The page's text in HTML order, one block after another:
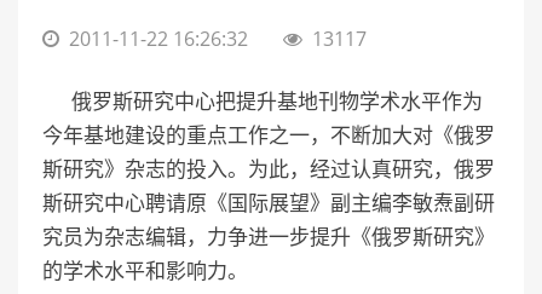
2011-11-22 16:26:32 13117
俄罗斯研究中心把提升基地刊物学术水平作为
今年基地建设的重点工作之一，不断加大对《俄罗
斯研究》杂志的投入。为此，经过认真研究，俄罗
斯研究中心聘请原《国际展望》副主编李敏焘副研
究员为杂志编辑，力争进一步提升《俄罗斯研究》
的学术水平和影响力。